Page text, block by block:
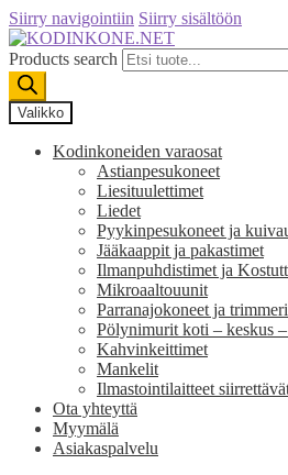
Siirry navigointiin Siirry sisältöön
Products search
Valikko
Kodinkoneiden varaosat
Astianpesukoneet
Liesituulettimet
Liedet
Pyykinpesukoneet ja
Jääkaappit ja pakastimet
Ilmanpuhdistimet ja
Mikroaaltouunit
Parranajokoneet ja
Pölynimurit koti – keskus
Kahvinkeittimet
Mankelit
Ilmastointilaitteet
Ota yhteyttä
Myymälä
Asiakaspalvelu